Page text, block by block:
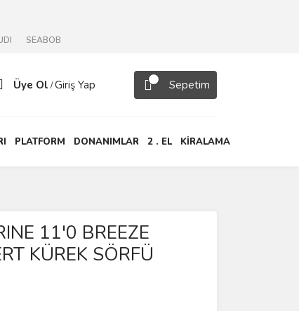
SEABOB
Üye Ol /Giriş Yap Sepetim
PLATFORM DONANIMLAR 2 . EL KİRALAMA
11'0 BREEZE
KÜREK SÖRFÜ